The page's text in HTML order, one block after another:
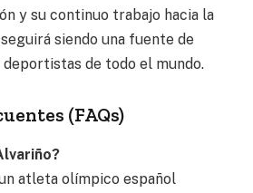
y su continuo trabajo hacia la
siendo una fuente de
de todo el mundo.
(FAQs)
atleta olímpico español